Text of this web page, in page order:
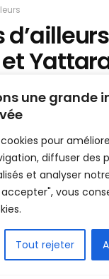
une grande
pour
diffuser des
et analyser
vous
Tout rejeter
du
AFRICASPORT
Temps de lecture:3